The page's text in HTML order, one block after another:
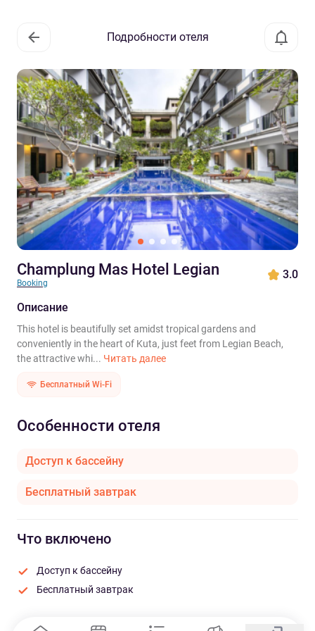
Подробности отеля
Champlung Mas Hotel Legian
Booking
3.0
Описание
This hotel is beautifully set amidst tropical gardens and
conveniently in the heart of Kuta, just feet from Legian Beach,
the attractive whi... Читать далее
Бесплатный Wi-Fi
Особенности отеля
Доступ к бассейну
Бесплатный завтрак
Что включено
Доступ к бассейну
Бесплатный завтрак